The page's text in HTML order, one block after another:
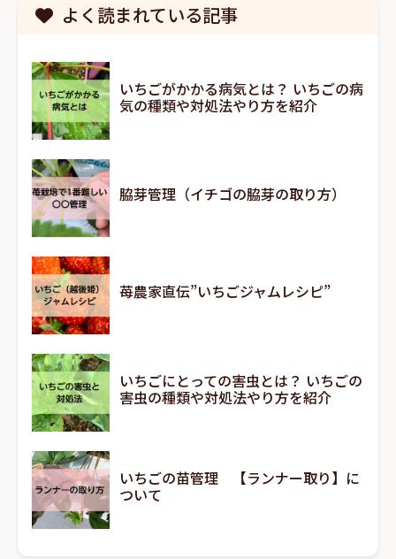
よく読まれている記事
いちごがかかる病気とは？ いちごの病
気の種類や対処法やり方を紹介
脇芽管理（イチゴの脇芽の取り方）
苺農家直伝”いちごジャムレシピ”
いちごにとっての害虫とは？ いちごの
害虫の種類や対処法やり方を紹介
いちごの苗管理 【ランナー取り】に
ついて